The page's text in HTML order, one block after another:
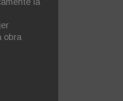
salteña y la vinculó con el
los derechos territoriales de
y el caso del asesinato